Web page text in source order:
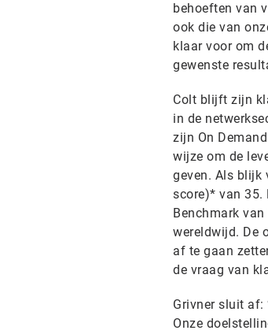
behoeften van
ook die van
klaar voor om
gewenste
Colt blijft zijn
in de
zijn On
wijze om de
geven. Als blijk
score)* van 35.
Benchmark
wereldwijd. De
af te gaan
de vraag van
Grivner sluit af:
Onze